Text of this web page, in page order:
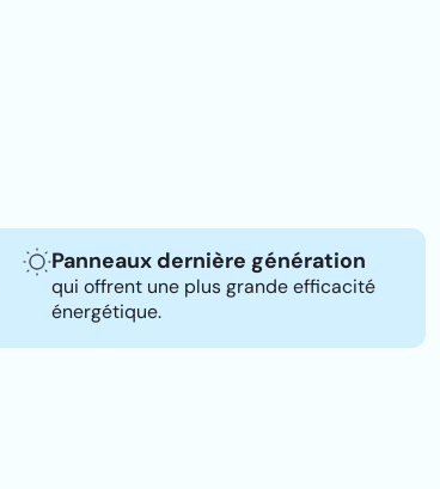
Panneaux dernière génération
qui offrent une plus grande efficacité
énergétique.